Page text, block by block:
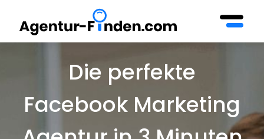
Die perfekte
Facebook Marketing